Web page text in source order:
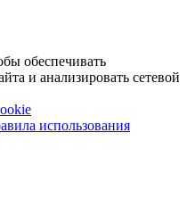
обеспечивать
и анализировать сетевой
использования